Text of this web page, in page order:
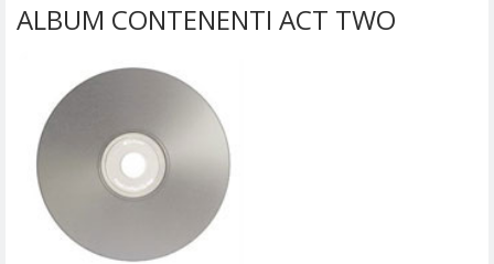
ALBUM CONTENENTI ACT TWO